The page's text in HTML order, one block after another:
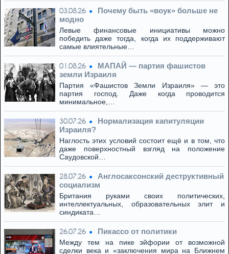
03.08.26
Почему быть «воук» больше не
модно
Левые финансовые инициативы можно
победить даже тогда, когда их поддерживают
самые влиятельные…
01.08.26
МАПАЙ — партия фашистов
земли Израиля
Партия «Фашистов Земли Израиля» — это
партия господ. Даже когда проводится
минимальное,…
30.07.26
Нормализация капитуляции
Израиля?
Наглость этих условий состоит ещё и в том, что
даже поверхностный взгляд на положение
Саудовской…
28.07.26
Англосаксонский деструктивный
социализм
Британия руками своих политических,
интеллектуальных, образовательных элит и
синдиката…
26.07.26 Пикассо от политики
Между тем на пике эйфории от возможной
сделки века и «заключения мира на Ближнем